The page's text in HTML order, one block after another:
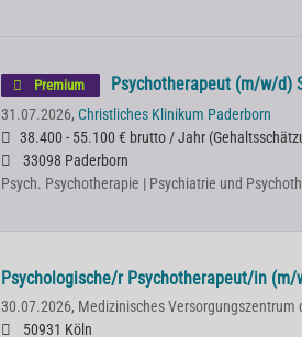
Premium Psychotherapeut (m/w/d)
31.07.2026, Christliches Klinikum Paderborn
38.400 - 55.100 € brutto / Jahr (
33098 Paderborn
Psych. Psychotherapie | Psychiatrie und
Psychologische/r Psychotherapeut/in (m/
30.07.2026, Medizinisches Versorgungszentrum
50931 Köln